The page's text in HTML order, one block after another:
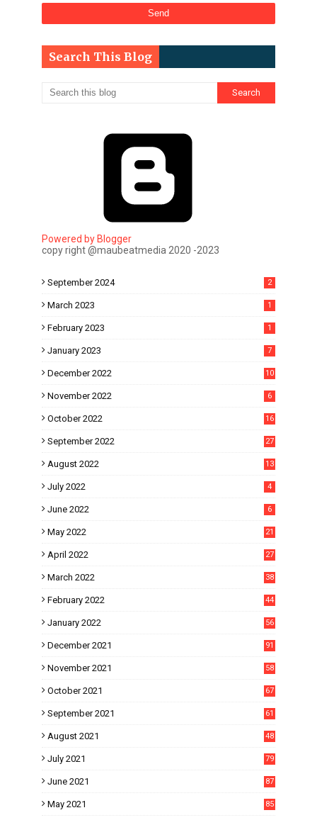
Search This Blog
Powered by Blogger
copy right @maubeatmedia 2020 -2023
September 2024 2
March 2023 1
February 2023 1
January 2023 7
December 2022 10
November 2022 6
October 2022 16
September 2022 27
August 2022 13
July 2022 4
June 2022 6
May 2022 21
April 2022 27
March 2022 38
February 2022 44
January 2022 56
December 2021 91
November 2021 58
October 2021 67
September 2021 61
August 2021 48
July 2021 79
June 2021 87
May 2021 85